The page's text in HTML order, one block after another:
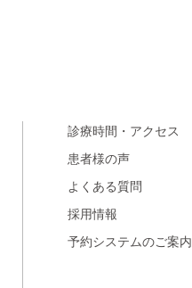
診療時間・アクセス
患者様の声
よくある質問
採用情報
予約システムのご案内